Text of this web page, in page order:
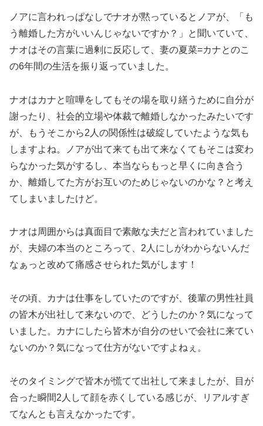
ノアに言われっぱなしでナオが黙っているとノアが、「も
う離婚した方がいいんじゃないですか？」と聞いていて、
ナオはその言葉に過剰に反応して、妻の夏菜=カナとのこ
の6年間の生活を振り返っていました。
ナオはカナと喧嘩をしてもその場を取り繕うために自分が
謝ったり、社会的立場や体裁で離婚しなかったみたいです
が、もうそこから2人の関係性は破綻していたような気も
しますよね。ノアが出て来ても出て来なくてもそこは変わ
らなかった気がするし、本当ならもっと早くに向き合う
か、離婚してた方がお互いのためじゃないのかな？と考え
てしまいましたけど。
ナオは周囲からは真面目で素敵な夫だと言われていました
が、夫婦の本当のところって、2人にしがわからないんだ
なぁっと改めて痛感させられた気がします！
その頃、カナは仕事をしていたのですが、後輩の男性社員
の皆木が出社して来ないので、どうしたのか？気になって
いました。カナにしたら皆木が自分のせいで会社に来てい
ないのか？気になって仕方がないですよねぇ。
そのタイミングで皆木が慌てて出社して来ましたが、目が
合った瞬間2人して顔を赤くしている感じが、リアルすぎ
てなんとも言えなかったです。